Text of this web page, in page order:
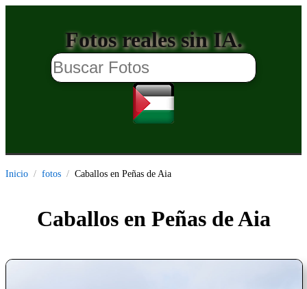
Fotos reales sin IA.
Inicio fotos Caballos en Peñas de Aia
Caballos en Peñas de Aia